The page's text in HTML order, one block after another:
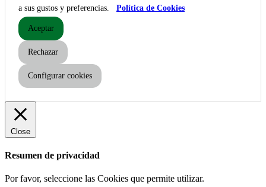
a sus gustos y preferencias.
Política de Cookies
Aceptar
Rechazar
Configurar cookies
Close
Resumen de privacidad
Por favor, seleccione las Cookies que permite utilizar.